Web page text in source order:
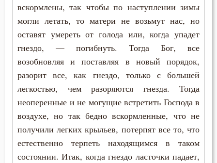
Злопамятство
Злорадство
Идолопоклонство
Искушение
Исповедник
Петр Дамаскин
Петр Московский
Пимен Великий
Поликарп Смирнский
Серафим Саровский
Симеон Благоговейный
вскормлены, так чтобы по наступлении зимы
могли летать, то матери не возьмут нас, но
оставят умереть от голода или, когда упадет
гнездо, — погибнуть. Тогда Бог, все
возобновляя и поставляя в новый порядок,
разорит все, как гнездо, только с большей
легкостью, чем разоряются гнезда. Тогда
неоперенные и не могущие встретить Господа в
воздухе, но так бедно вскормленные, что не
получили легких крыльев, потерпят все то, что
естественно терпеть находящимся в таком
состоянии. Итак, когда гнездо ласточки падает,